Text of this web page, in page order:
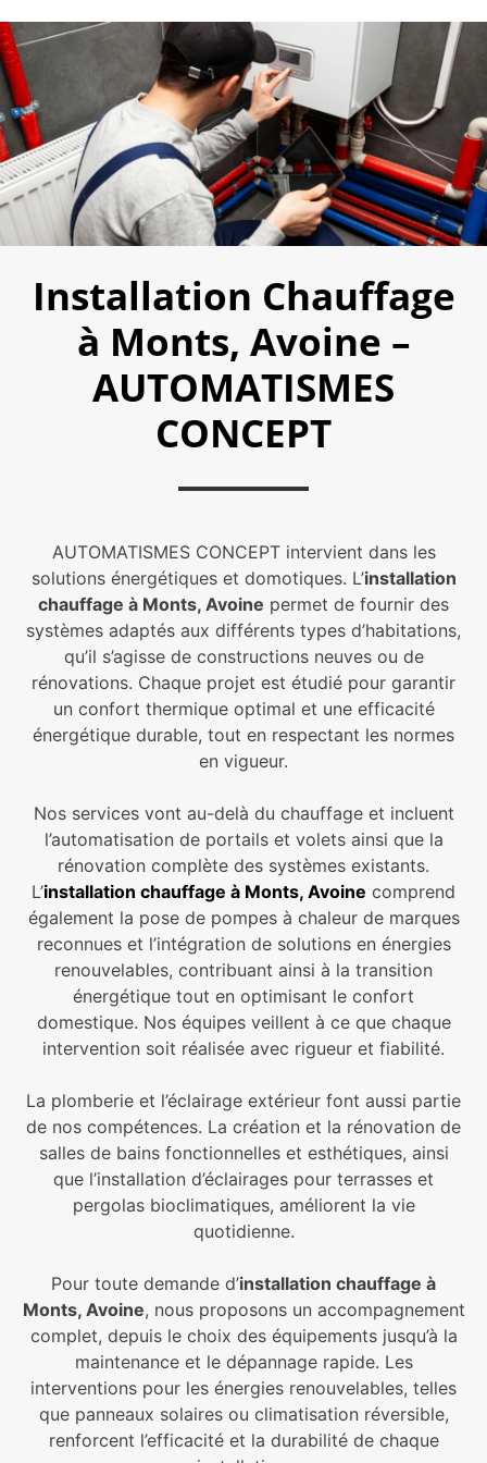
Installation Chauffage
à Monts, Avoine –
AUTOMATISMES
CONCEPT
AUTOMATISMES CONCEPT intervient dans les
solutions énergétiques et domotiques. L’installation
chauffage à Monts, Avoine permet de fournir des
systèmes adaptés aux différents types d’habitations,
qu’il s’agisse de constructions neuves ou de
rénovations. Chaque projet est étudié pour garantir
un confort thermique optimal et une efficacité
énergétique durable, tout en respectant les normes
en vigueur.
Nos services vont au-delà du chauffage et incluent
l’automatisation de portails et volets ainsi que la
rénovation complète des systèmes existants.
L’installation chauffage à Monts, Avoine comprend
également la pose de pompes à chaleur de marques
reconnues et l’intégration de solutions en énergies
renouvelables, contribuant ainsi à la transition
énergétique tout en optimisant le confort
domestique. Nos équipes veillent à ce que chaque
intervention soit réalisée avec rigueur et fiabilité.
La plomberie et l’éclairage extérieur font aussi partie
de nos compétences. La création et la rénovation de
salles de bains fonctionnelles et esthétiques, ainsi
que l’installation d’éclairages pour terrasses et
pergolas bioclimatiques, améliorent la vie
quotidienne.
Pour toute demande d’installation chauffage à
Monts, Avoine, nous proposons un accompagnement
complet, depuis le choix des équipements jusqu’à la
maintenance et le dépannage rapide. Les
interventions pour les énergies renouvelables, telles
que panneaux solaires ou climatisation réversible,
renforcent l’efficacité et la durabilité de chaque